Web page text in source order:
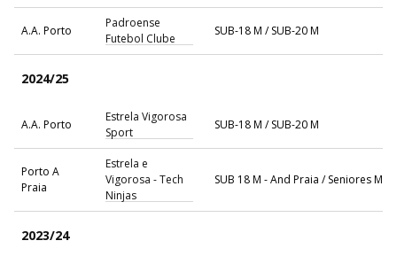
A.A. Porto
Padroense
Futebol Clube
SUB-18 M / SUB-20 M
2024/25
A.A. Porto
Estrela Vigorosa
Sport
SUB-18 M / SUB-20 M
Porto A
Praia
Estrela e
Vigorosa - Tech
Ninjas
SUB 18 M - And Praia / Seniores M -
2023/24